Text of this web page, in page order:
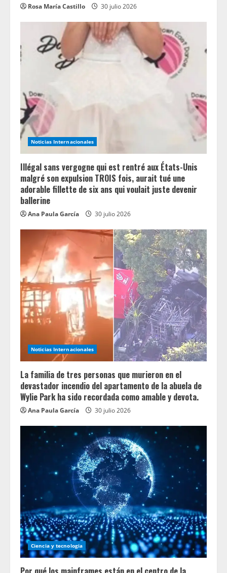
Rosa María Castillo 30 julio 2026
Noticias Internacionales
Illégal sans vergogne qui est rentré aux États-Unis
malgré son expulsion TROIS fois, aurait tué une
adorable fillette de six ans qui voulait juste devenir
ballerine
Ana Paula García 30 julio 2026
Noticias Internacionales
La familia de tres personas que murieron en el
devastador incendio del apartamento de la abuela de
Wylie Park ha sido recordada como amable y devota.
Ana Paula García 30 julio 2026
Ciencia y tecnologia